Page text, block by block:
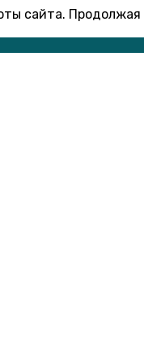
сайта.